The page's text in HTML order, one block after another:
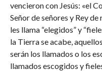
vencieron con Jesús: «el
Señor de señores y Rey de
les llama “elegidos” y
la Tierra se acabe,
serán los llamados o los
llamados escogidos y